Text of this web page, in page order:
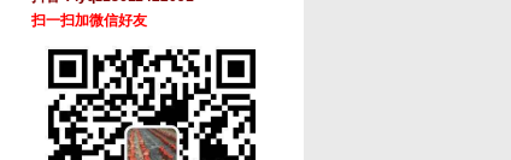
扫一扫加微信好友